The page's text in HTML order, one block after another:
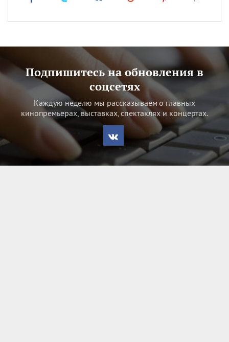
Подпишитесь на обновления в
соцсетях
Каждую неделю мы рассказываем о главных
кинопремьерах, выставках, спектаклях и концертах.